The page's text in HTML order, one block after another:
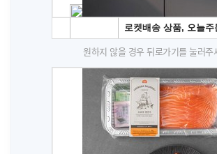
원하지 않을 경우 뒤로가기를 눌러주